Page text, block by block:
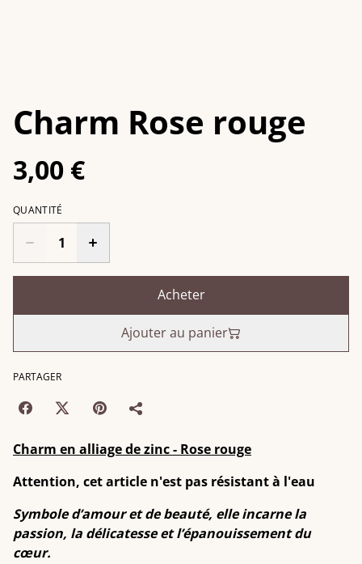
Charm Rose rouge
3,00 €
QUANTITÉ
Acheter
Ajouter au panier
PARTAGER
Charm en alliage de zinc - Rose rouge
Attention, cet article n'est pas résistant à l'eau
Symbole d’amour et de beauté, elle incarne la
passion, la délicatesse et l’épanouissement du
cœur.